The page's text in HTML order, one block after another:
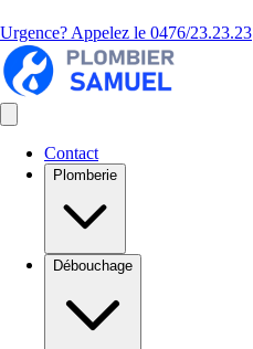
Urgence? Appelez le 0476/23.23.23
Contact
Plomberie
Débouchage